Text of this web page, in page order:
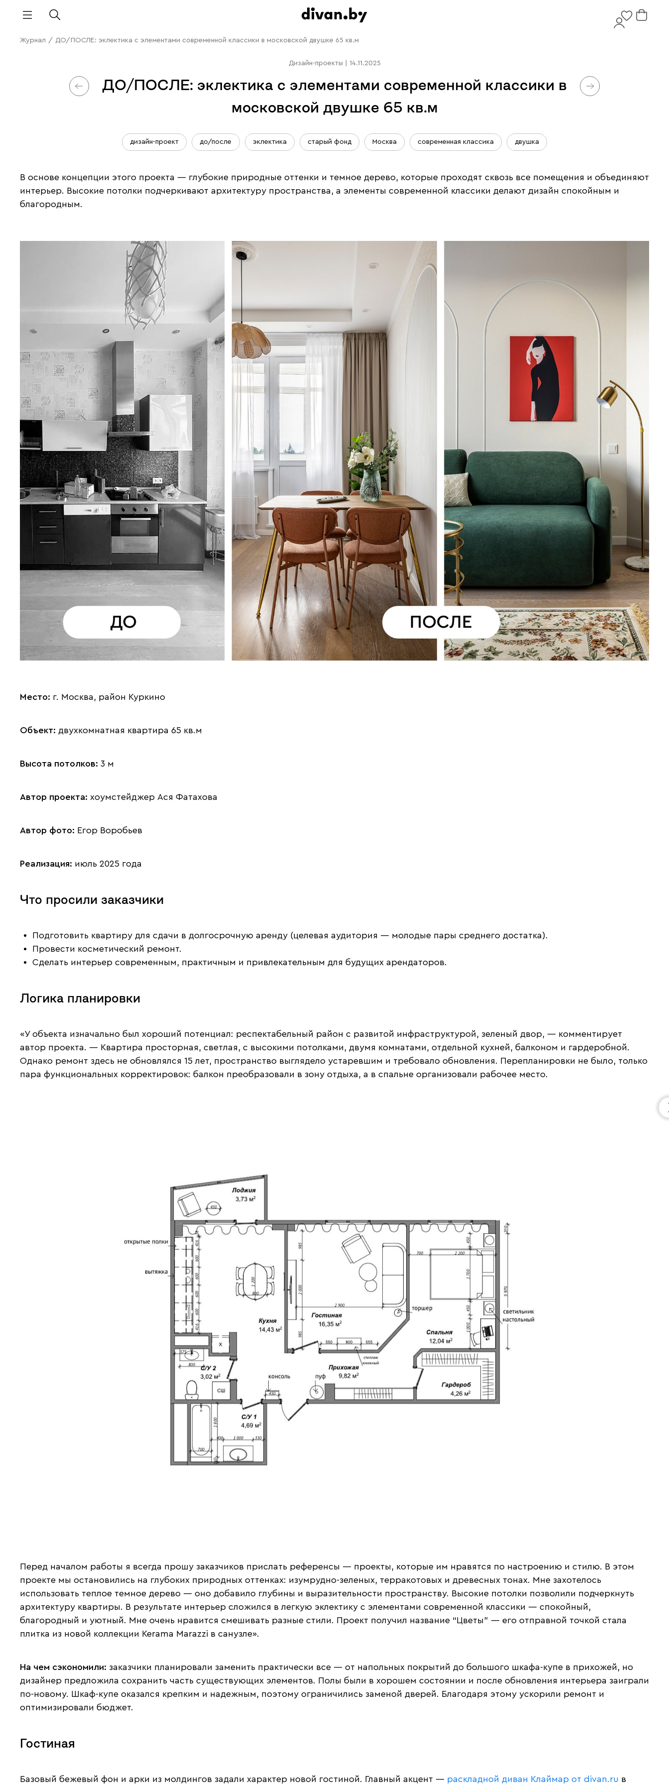
Журнал / ДО/ПОСЛЕ: эклектика с элементами современной классики в московской двушке 65 кв.м
Дизайн-проекты 14.11.2025
ДО/ПОСЛЕ: эклектика с элементами современной классики в
московской двушке 65 кв.м
дизайн-проект до/после эклектика старый фонд Москва современная классика двушка
В основе концепции этого проекта — глубокие природные оттенки и темное дерево, которые проходят сквозь все помещения и объединяют
интерьер. Высокие потолки подчеркивают архитектуру пространства, а элементы современной классики делают дизайн спокойным и
благородным.
Место: г. Москва, район Куркино
Объект: двухкомнатная квартира 65 кв.м
Высота потолков: 3 м
Автор проекта: хоумстейджер Ася Фатахова
Автор фото: Егор Воробьев
Реализация: июль 2025 года
Что просили заказчики
Подготовить квартиру для сдачи в долгосрочную аренду (целевая аудитория — молодые пары среднего достатка).
Провести косметический ремонт.
Сделать интерьер современным, практичным и привлекательным для будущих арендаторов.
Логика планировки
«У объекта изначально был хороший потенциал: респектабельный район с развитой инфраструктурой, зеленый двор, — комментирует
автор проекта. — Квартира просторная, светлая, с высокими потолками, двумя комнатами, отдельной кухней, балконом и гардеробной.
Однако ремонт здесь не обновлялся 15 лет, пространство выглядело устаревшим и требовало обновления. Перепланировки не было, только
пара функциональных корректировок: балкон преобразовали в зону отдыха, а в спальне организовали рабочее место.
Перед началом работы я всегда прошу заказчиков прислать референсы — проекты, которые им нравятся по настроению и стилю. В этом
проекте мы остановились на глубоких природных оттенках: изумрудно-зеленых, терракотовых и древесных тонах. Мне захотелось
использовать теплое темное дерево — оно добавило глубины и выразительности пространству. Высокие потолки позволили подчеркнуть
архитектуру квартиры. В результате интерьер сложился в легкую эклектику с элементами современной классики — спокойный,
благородный и уютный. Мне очень нравится смешивать разные стили. Проект получил название “Цветы” — его отправной точкой стала
плитка из новой коллекции Kerama Marazzi в санузле».
На чем сэкономили: заказчики планировали заменить практически все — от напольных покрытий до большого шкафа-купе в прихожей, но
дизайнер предложила сохранить часть существующих элементов. Полы были в хорошем состоянии и после обновления интерьера заиграли
по-новому. Шкаф-купе оказался крепким и надежным, поэтому ограничились заменой дверей. Благодаря этому ускорили ремонт и
оптимизировали бюджет.
Гостиная
Базовый бежевый фон и арки из молдингов задали характер новой гостиной. Главный акцент — раскладной диван Клаймар от divan.ru в